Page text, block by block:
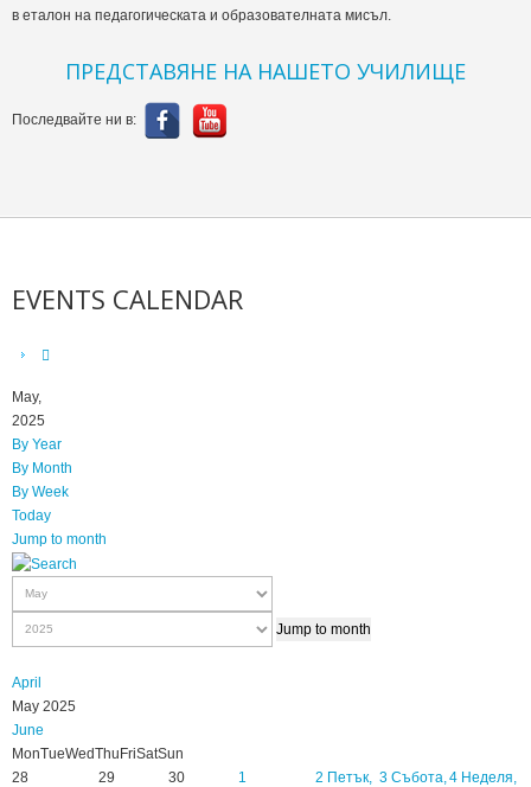
в еталон на педагогическата и образователната мисъл.
ПРЕДСТАВЯНЕ НА НАШЕТО УЧИЛИЩЕ
Последвайте ни в:
EVENTS CALENDAR
May,
2025
By Year
By Month
By Week
Today
Jump to month
Jump to month
April
May 2025
June
MonTueWedThuFriSatSun
28
29 30
1
2 Петък, 3 Събота,4 Неделя,